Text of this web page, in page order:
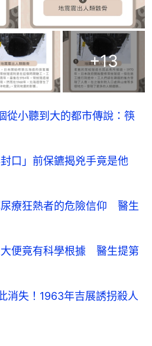
+13
從小聽到大的都市傳說：筷
口」前保鑣揭兇手竟是他
療狂熱者的危險信仰 醫生
便竟有科學根據 醫生提第
消失！1963年吉展誘拐殺人